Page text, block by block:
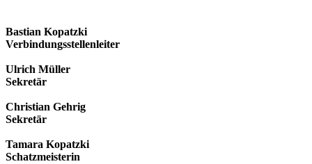
Bastian Kopatzki
Verbindungsstellenleiter
Ulrich Müller
Sekretär
Christian Gehrig
Sekretär
Tamara Kopatzki
Schatzmeisterin